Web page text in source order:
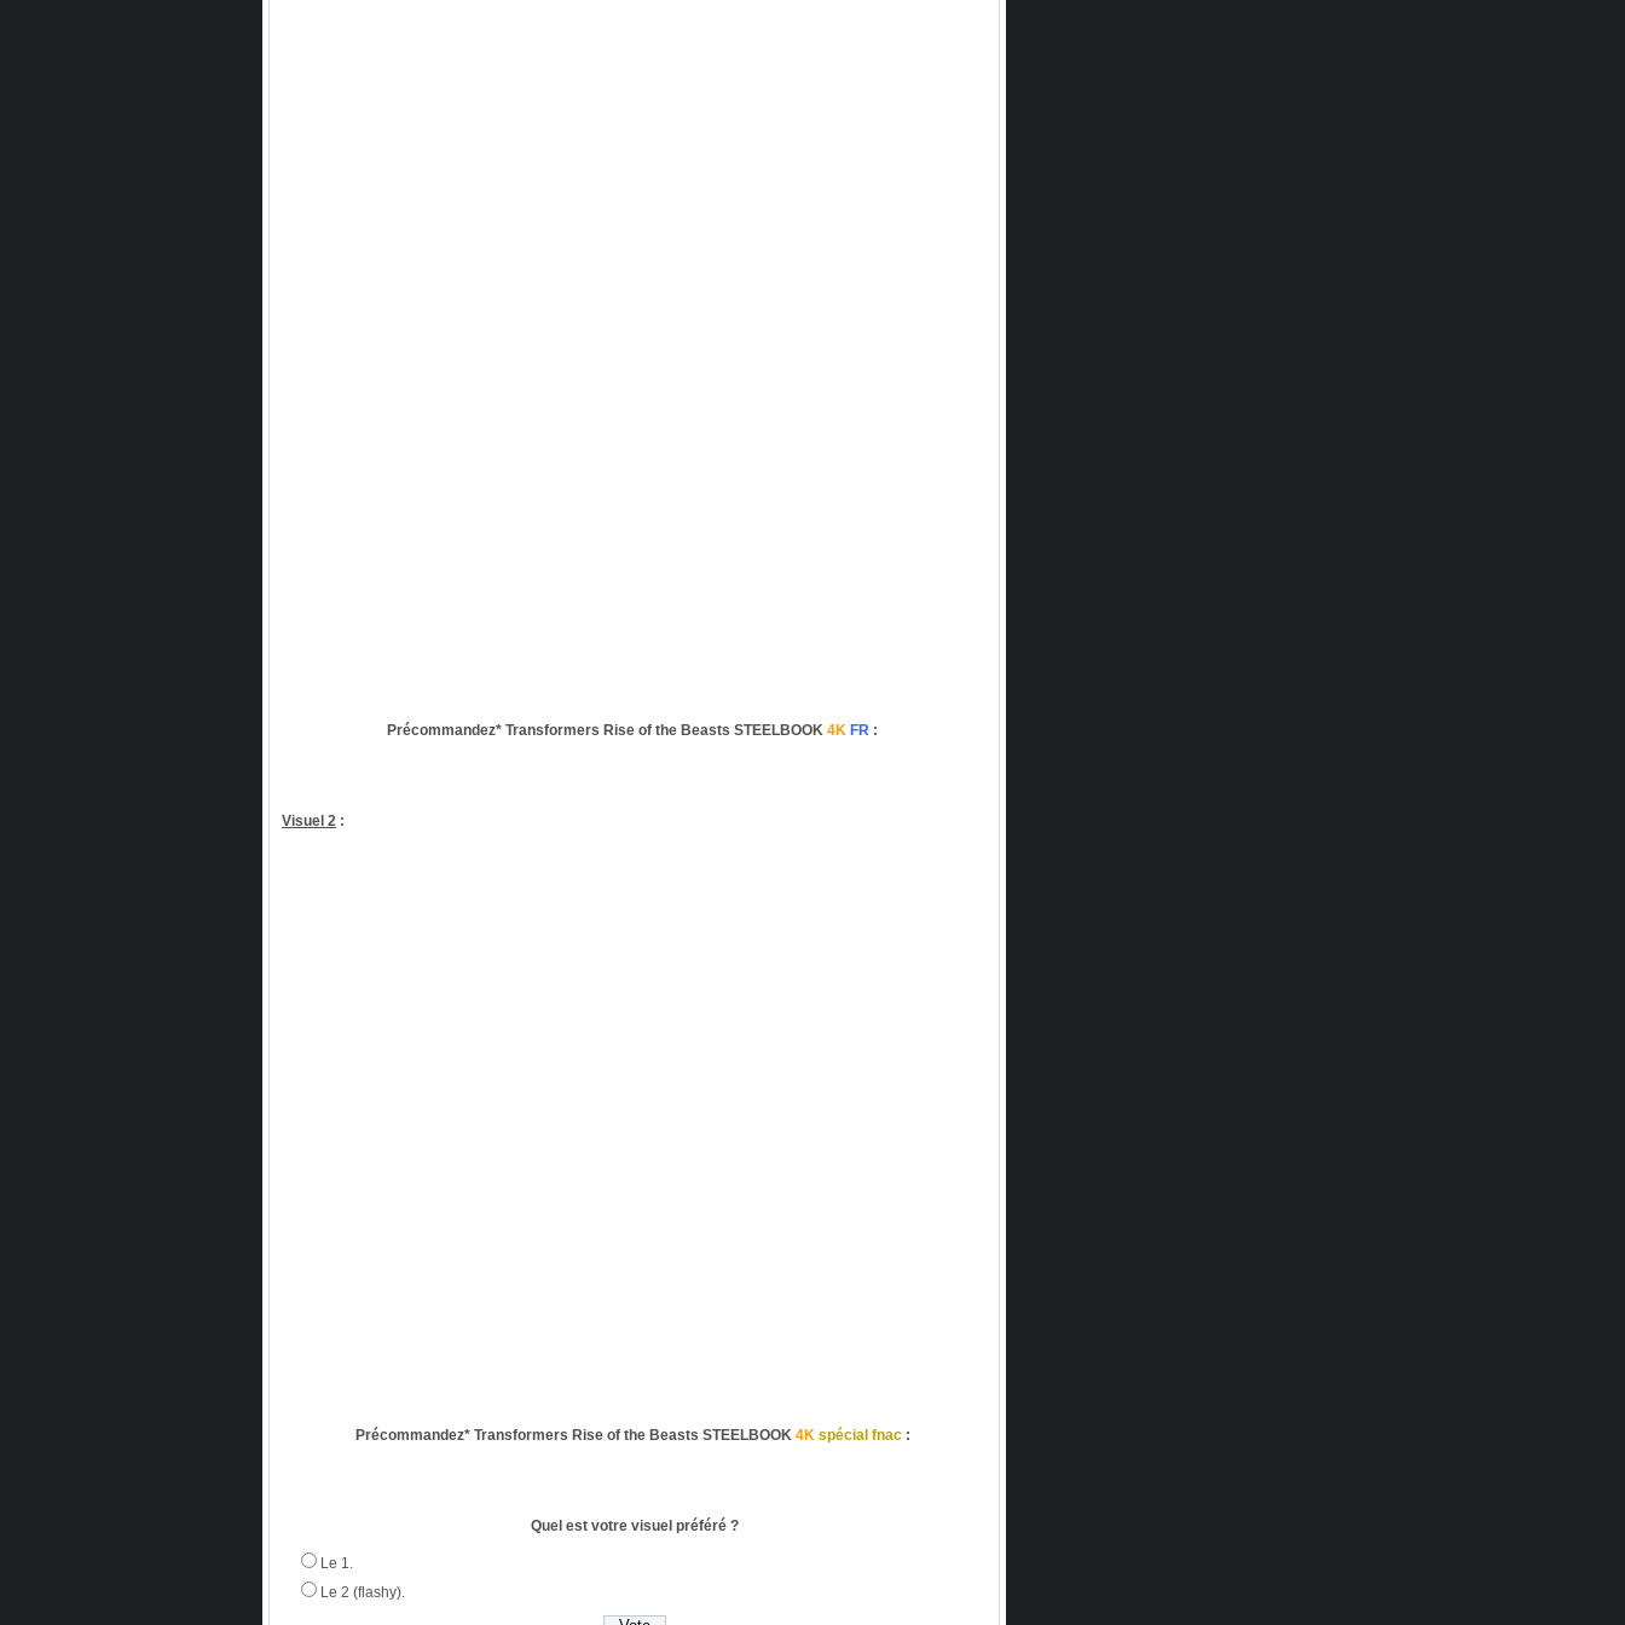
Précommandez* Transformers Rise of the Beasts STEELBOOK 4K FR :
Visuel 2 :
Précommandez* Transformers Rise of the Beasts STEELBOOK 4K spécial fnac:
Quel est votre visuel préféré ?
Le 1.
Le 2 (flashy).